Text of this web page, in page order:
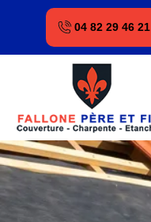
04 82 29 46 21